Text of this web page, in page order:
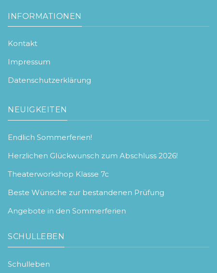
INFORMATIONEN
Kontakt
Impressum
Datenschutzerklärung
NEUIGKEITEN
Endlich Sommerferien!
Herzlichen Glückwunsch zum Abschluss 2026!
Theaterworkshop Klasse 7c
Beste Wünsche zur bestandenen Prüfung
Angebote in den Sommerferien
SCHULLEBEN
Schulleben